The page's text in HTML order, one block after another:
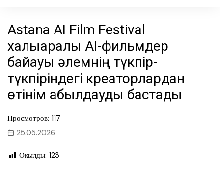
Astana AI Film Festival
халықаралық AI-фильмдер
байқауы әлемнің түкпір-
түкпіріндегі креаторлардан
өтінім қабылдауды бастады
Просмотров: 117
25.05.2026
Оқылды: 123